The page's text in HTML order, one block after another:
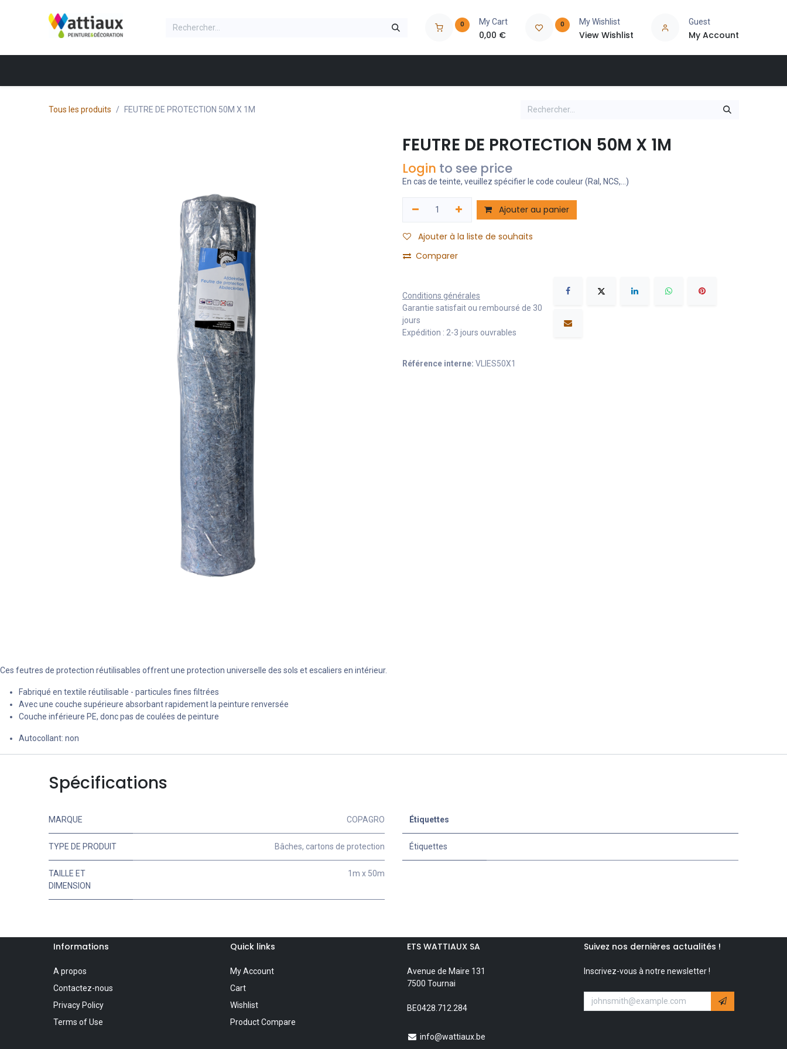
0 My Cart
0,00 €
0 My Wishlist
View Wishlist
Guest
My Account
Tous les produits FEUTRE DE PROTECTION 50M X 1M
FEUTRE DE PROTECTION 50M X 1M
Login to see price
En cas de teinte, veuillez spécifier le code couleur (Ral, NCS,...)
Ajouter au panier
Ajouter à la liste de souhaits
Comparer
Conditions générales
Garantie satisfait ou remboursé de 30
jours
Expédition : 2-3 jours ouvrables
Référence interne: VLIES50X1
Ces feutres de protection réutilisables offrent une protection universelle des sols et escaliers en intérieur.
Fabriqué en textile réutilisable - particules fines filtrées
Avec une couche supérieure absorbant rapidement la peinture renversée
Couche inférieure PE, donc pas de coulées de peinture
Autocollant: non
Spécifications
MARQUE COPAGRO
TYPE DE PRODUIT Bâches, cartons de protection
TAILLE ET
DIMENSION
1m x 50m
Étiquettes
Étiquettes
Informations
A propos
Contactez-nous
Privacy Policy
Terms of Use
Quick links
My Account
Cart
Wishlist
Product Compare
ETS WATTIAUX SA
Avenue de Maire 131
7500 Tournai
BE0428.712.284
info@wattiaux.be
Suivez nos dernières actualités !
Inscrivez-vous à notre newsletter !